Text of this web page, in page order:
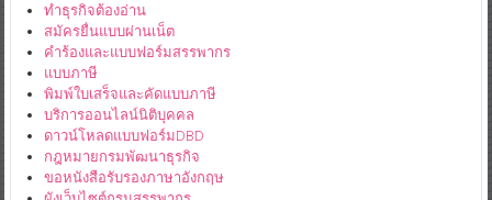
ทำธุรกิจต้องอ่าน
สมัครยื่นแบบผ่านเน็ต
คำร้องและแบบฟอร์มสรรพากร
แบบภาษี
พิมพ์ใบเสร็จและคัดแบบภาษี
บริการออนไลน์นิติบุคคล
ดาวน์โหลดแบบฟอร์มDBD
กฎหมายกรมพัฒนาธุรกิจ
ขอหนังสือรับรองภาษาอังกฤษ